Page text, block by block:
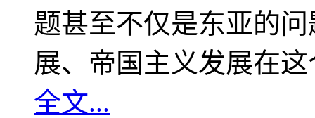
题甚至不仅是东亚的
展、帝国主义发展在
全文...